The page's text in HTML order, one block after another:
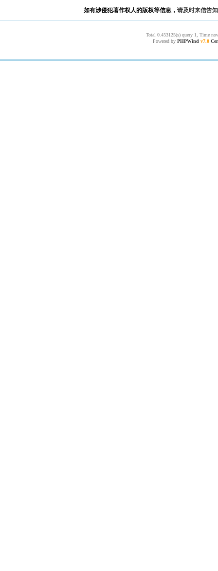
如有涉侵犯著作权人的版权等信息， 请及时来信告知
Total 0.453125(s) query 1, Time
Powered by PHPWind v7.0